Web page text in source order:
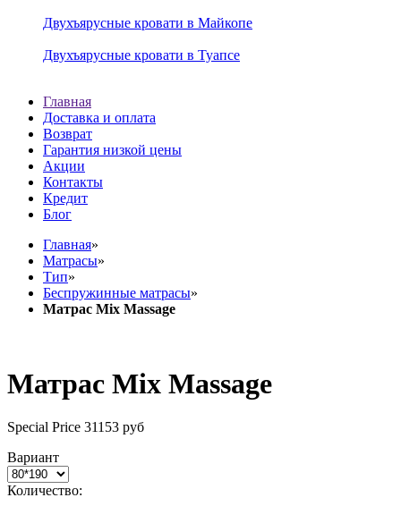
Двухъярусные кровати в Майкопе
Двухъярусные кровати в Туапсе
Главная
Доставка и оплата
Возврат
Гарантия низкой цены
Акции
Контакты
Кредит
Блог
Главная»
Матрасы»
Тип»
Беспружинные матрасы»
Матрас Mix Massage
Матрас Mix Massage
Special Price 31153 руб
Вариант
Количество: